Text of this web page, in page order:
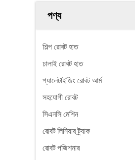
পণ্য
শিল্প রোবট হাত
ঢালাই রোবট হাত
প্যালেটাইজিং রোবট আর্ম
সহযোগী রোবট
সিএনসি মেশিন
রোবট লিনিয়ার ট্র্যাক
রোবট পজিশনার